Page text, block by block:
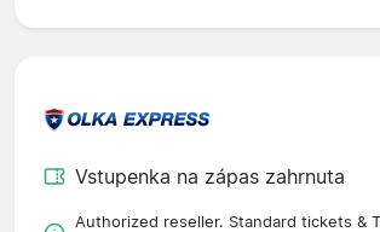
Vstupenka na zápas zahrnuta
Authorized reseller. Standard tickets &